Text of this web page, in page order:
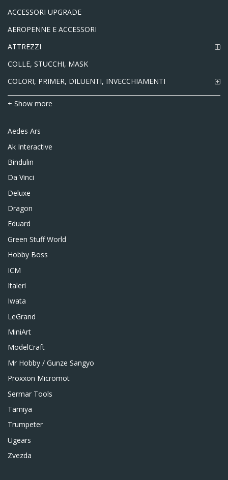
ACCESSORI UPGRADE
AEROPENNE E ACCESSORI
ATTREZZI
COLLE, STUCCHI, MASK
COLORI, PRIMER, DILUENTI, INVECCHIAMENTI
+ Show more
Aedes Ars
Ak Interactive
Bindulin
Da Vinci
Deluxe
Dragon
Eduard
Green Stuff World
Hobby Boss
ICM
Italeri
Iwata
LeGrand
MiniArt
ModelCraft
Mr Hobby / Gunze Sangyo
Proxxon Micromot
Sermar Tools
Tamiya
Trumpeter
Ugears
Zvezda